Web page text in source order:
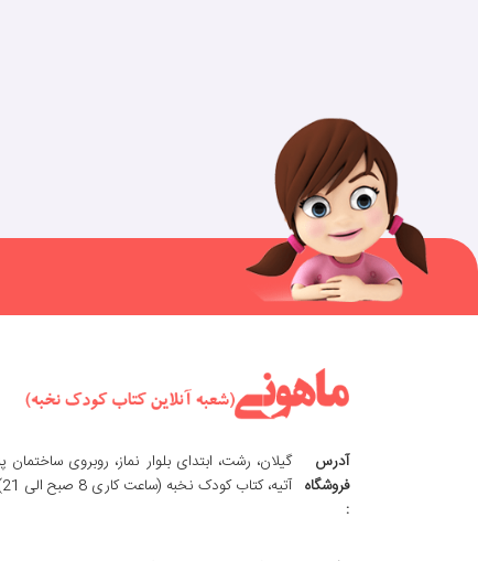
آدرس
فروشگاه
:
گیلان، رشت، ابتدای بلوار نماز، روبروی ساختمان
آتیه، کتاب کودک نخبه (ساعت کاری 8 صبح الی 21)